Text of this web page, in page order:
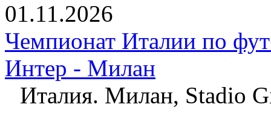
01.11.2026
Чемпионат Италии по
Интер - Милан
Италия. Милан, Stadio